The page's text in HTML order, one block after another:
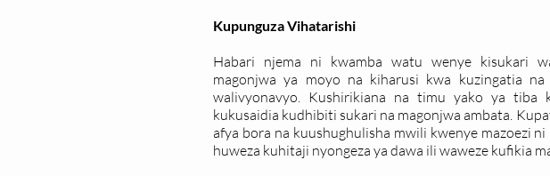
Kupunguza Vihatarishi
Habari njema ni kwamba watu wenye kisukari
magonjwa ya moyo na kiharusi kwa kuzingatia
walivyonavyo. Kushirikiana na timu yako ya tiba
kukusaidia kudhibiti sukari na magonjwa ambata.
afya bora na kuushughulisha mwili kwenye mazoezi
huweza kuhitaji nyongeza ya dawa ili waweze kufikia